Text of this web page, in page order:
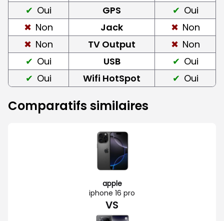
Oui
GPS
Oui
Non
Jack
Non
Non
TV Output
Non
Oui
USB
Oui
Oui
Wifi HotSpot Oui
Comparatifs similaires
apple
iphone 16 pro
VS